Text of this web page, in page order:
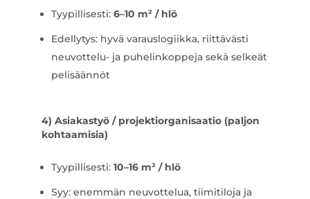
Tyypillisesti: 6–10 m² / hlö
Edellytys: hyvä varauslogiikka, riittävästi
neuvottelu- ja puhelinkoppeja sekä selkeät
pelisäännöt
4) Asiakastyö / projektiorganisaatio (paljon
kohtaamisia)
Tyypillisesti: 10–16 m² / hlö
Syy: enemmän neuvottelua, tiimitiloja ja